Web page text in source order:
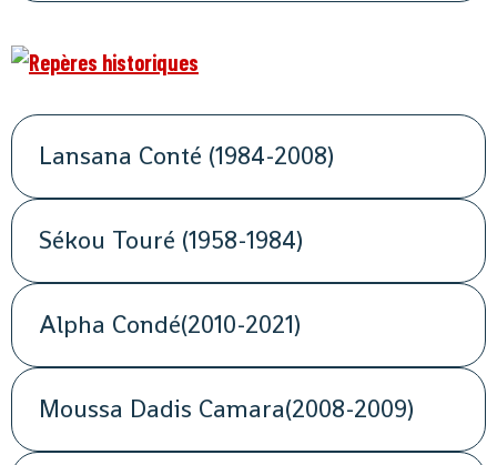
Lansana Conté (1984-2008)
Sékou Touré (1958-1984)
Alpha Condé(2010-2021)
Moussa Dadis Camara(2008-2009)